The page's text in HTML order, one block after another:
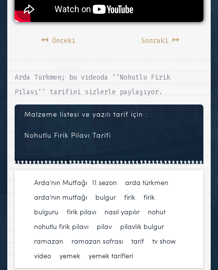
↤Önceki Sonraki ↦
Arda Türkmen; bu videoda ‘‘Nohutlu Firik
Pilavı’’ tarifini sizlerle paylaşıyor.
Malzeme listesi ve yazılı tarif için :
Nohutlu Firik Pilavı Tarifi
Arda'nın Mutfağı 11.sezon arda türkmen
arda'nın mutfağı
bulgur firik
firik
bulguru
firik pilavı nasıl yapılır nohut
nohutlu firik pilavı
pilav pilavlık bulgur
ramazan
ramazan sofrası tarif tv show
video
yemek yemek tarifleri